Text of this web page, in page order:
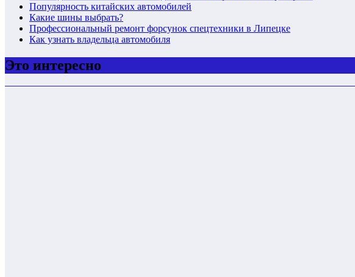
Популярность китайских автомобилей
Какие шины выбрать?
Профессиональный ремонт форсунок спецтехники в Липецке
Как узнать владельца автомобиля
Это интересно